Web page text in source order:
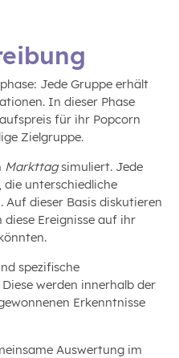
Jede Gruppe erhält
In dieser Phase
für ihr Popcorn
Zielgruppe.
Markttagsimuliert. Jede
unterschiedliche
dieser Basis diskutieren
diese Ereignisse auf ihr
spezifische
werden innerhalb der
Erkenntnisse
Auswertung im